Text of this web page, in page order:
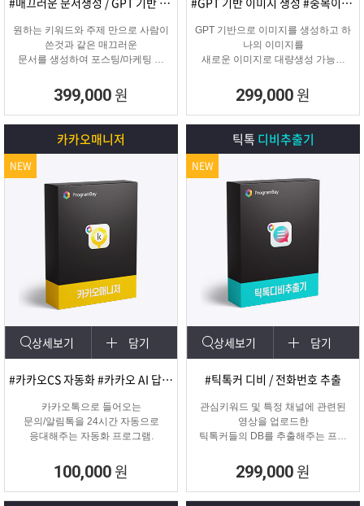
원하는 키워드와 주제 만으로 사람이
쓴것과 같은 매끄러운
문서를 생성하여 포스팅/마케팅 시
소모되는 시간을 없애주는 고퀄리티
문서생성 프로그램입니다.
399,000 원
GPT 기반으로 이미지를 생성하고 하
나의 이미지를
새로운 이미지로 대량생성 가능한
299,000 원
카카오매니저
상세보기 담기
#카카오CS 자동화 #카카오 AI 답변 #카카오자동발송
카카오톡으로 들어오는
문의/알림톡을 24시간 자동으로
응대해주는 자동화 프로그램.
100,000 원
NEW
틱톡 디비추출기
상세보기 담기
#틱톡커 디비 / 전화번호 추출
관심키워드 및 특정 채널에 관련된
영상을 업로드한
틱톡커들의 DB를 추출해주는 프로
299,000 원
NEW